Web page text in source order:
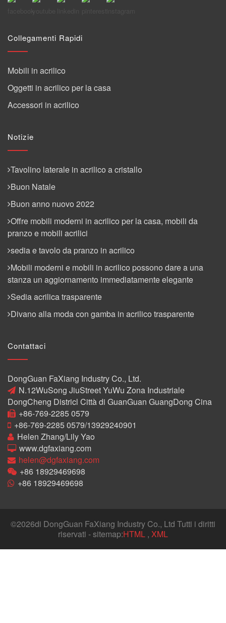
Collegamenti Rapidi
Mobili in acrilico
Oggetti in acrilico per la casa
Accessori in acrilico
Notizie
Tavolino laterale in acrilico a cristallo
Buon Natale
Buon anno nuovo 2022
Offre mobili moderni in acrilico per la casa, mobili da
pranzo e mobili acrilici
sedia e tavolo da pranzo in acrilico
Mobili moderni e mobili in acrilico possono dare a una
stanza un aggiornamento immediatamente elegante
Sedia acrilica trasparente
Divano alla moda con gamba in acrilico trasparente
Contattaci
DongGuan FaXiang Industry Co., Ltd.
N.12WuSong JiuStreet YuWu Zona Industriale
DongCheng Districl Città di GuanGuan GuangDong Cina
+86-769-2285 0579
+86-769-2285 0579/13929240901
Helen Zhang/Lily Yao
www.dgfaxiang.com
helen@dgfaxiang.com
+86 18929469698
+86 18929469698
©2026di DongGuan FaXiang Industry Co., Ltd Tutti i diritti
riservati - sitemap:HTML , XML